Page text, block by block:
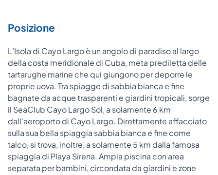
Posizione
L’Isola di Cayo Largo è un angolo di paradiso al largo
della costa meridionale di Cuba, meta prediletta delle
tartarughe marine che qui giungono per deporre le
proprie uova. Tra spiagge di sabbia bianca e fine
bagnate da acque trasparenti e giardini tropicali, sorge
il SeaClub Cayo Largo Sol, a solamente 6 km
dall'aeroporto di Cayo Largo. Direttamente affacciato
sulla sua bella spiaggia sabbia bianca e fine come
talco, si trova, inoltre, a solamente 5 km dalla famosa
spiaggia di Playa Sirena. Ampia piscina con area
separata per bambini, circondata da giardini e zone